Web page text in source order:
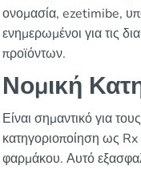
ονομασία, ezetimibe,
ενημερωμένοι για τις
προϊόντων.
Νομική
Είναι σημαντικό για
κατηγοριοποίηση ως Rx
φαρμάκου. Αυτό